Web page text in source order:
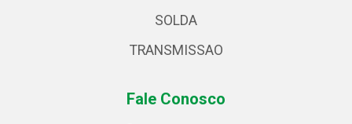
SOLDA
TRANSMISSAO
Fale Conosco